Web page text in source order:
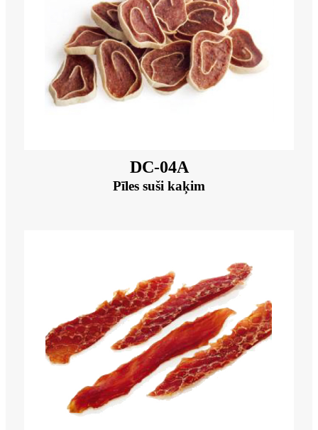
DC-04A
Pīles suši kaķim